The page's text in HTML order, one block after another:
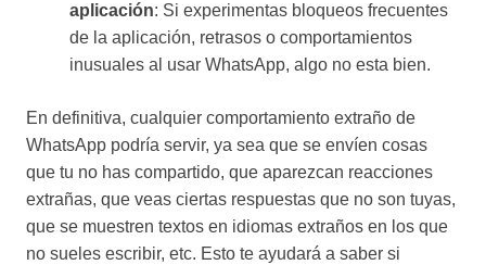
aplicación: Si experimentas bloqueos frecuentes
de la aplicación, retrasos o comportamientos
inusuales al usar WhatsApp, algo no esta bien.
En definitiva, cualquier comportamiento extraño de
WhatsApp podría servir, ya sea que se envíen cosas
que tu no has compartido, que aparezcan reacciones
extrañas, que veas ciertas respuestas que no son tuyas,
que se muestren textos en idiomas extraños en los que
no sueles escribir, etc. Esto te ayudará a saber si